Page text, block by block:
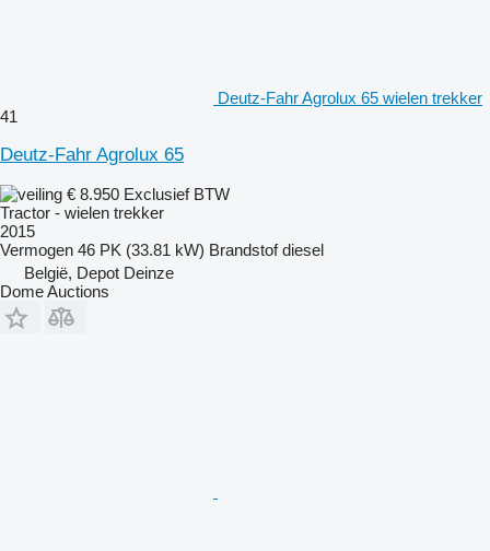
Deutz-Fahr Agrolux 65 wielen trekker
41
Deutz-Fahr Agrolux 65
€ 8.950 Exclusief BTW
Tractor - wielen trekker
2015
Vermogen 46 PK (33.81 kW) Brandstof diesel
België, Depot Deinze
Dome Auctions